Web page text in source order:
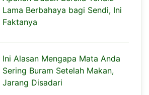
Lama Berbahaya bagi Sendi, Ini
Faktanya
Ini Alasan Mengapa Mata Anda
Sering Buram Setelah Makan,
Jarang Disadari